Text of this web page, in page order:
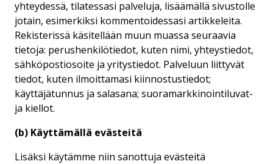
yhteydessä, tilatessasi palveluja, lisäämällä sivustolle
jotain, esimerkiksi kommentoidessasi artikkeleita.
Rekisterissä käsitellään muun muassa seuraavia
tietoja: perushenkilötiedot, kuten nimi, yhteystiedot,
sähköpostiosoite ja yritystiedot. Palveluun liittyvät
tiedot, kuten ilmoittamasi kiinnostustiedot;
käyttäjätunnus ja salasana; suoramarkkinointiluvat-
ja kiellot.
(b) Käyttämällä evästeitä
Lisäksi käytämme niin sanottuja evästeitä